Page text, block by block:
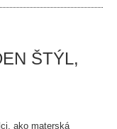
ŠTÝL,
ako materská